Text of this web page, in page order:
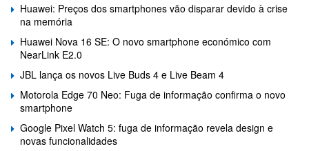
Huawei: Preços dos smartphones vão disparar devido à crise
na memória
Huawei Nova 16 SE: O novo smartphone económico com
NearLink E2.0
JBL lança os novos Live Buds 4 e Live Beam 4
Motorola Edge 70 Neo: Fuga de informação confirma o novo
smartphone
Google Pixel Watch 5: fuga de informação revela design e
novas funcionalidades